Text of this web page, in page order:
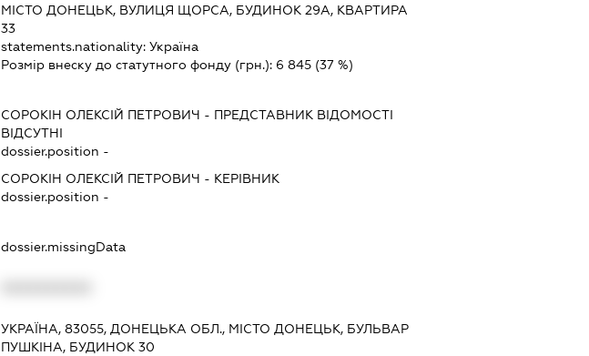
МІСТО ДОНЕЦЬК, ВУЛИЦЯ ЩОРСА, БУДИНОК 29А, КВАРТИРА
33
statements.nationality:Україна
Розмір внеску до статутного фонду (грн.): 6 845 (37 %)
СОРОКІН ОЛЕКСІЙ ПЕТРОВИЧ - ПРЕДСТАВНИК ВІДОМОСТІ
ВІДСУТНІ
dossier.position -
СОРОКІН ОЛЕКСІЙ ПЕТРОВИЧ - КЕРІВНИК
dossier.position -
dossier.missingData
УКРАЇНА, 83055, ДОНЕЦЬКА ОБЛ., МІСТО ДОНЕЦЬК, БУЛЬВАР
ПУШКІНА, БУДИНОК 30